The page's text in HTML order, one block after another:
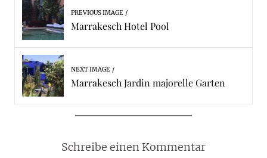
PREVIOUS IMAGE
Marrakesch Hotel Pool
NEXT IMAGE
Marrakesch Jardin majorelle Garten
Schreibe einen Kommentar